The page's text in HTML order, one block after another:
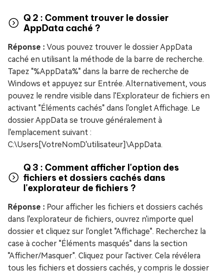
Q 2 : Comment trouver le dossier
AppData caché ?
Réponse : Vous pouvez trouver le dossier AppData
caché en utilisant la méthode de la barre de recherche.
Tapez "%AppData%" dans la barre de recherche de
Windows et appuyez sur Entrée. Alternativement, vous
pouvez le rendre visible dans l'Explorateur de fichiers en
activant "Éléments cachés" dans l'onglet Affichage. Le
dossier AppData se trouve généralement à
l'emplacement suivant :
C:\Users[VotreNomD'utilisateur]\AppData.
Q 3 : Comment afficher l'option des
fichiers et dossiers cachés dans
l'explorateur de fichiers ?
Réponse : Pour afficher les fichiers et dossiers cachés
dans l'explorateur de fichiers, ouvrez n'importe quel
dossier et cliquez sur l'onglet "Affichage". Recherchez la
case à cocher "Éléments masqués" dans la section
"Afficher/Masquer". Cliquez pour l'activer. Cela révélera
tous les fichiers et dossiers cachés, y compris le dossier